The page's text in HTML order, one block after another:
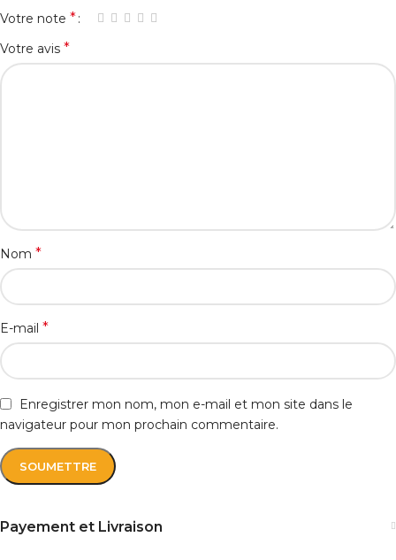
Votre note *
Votre avis *
Nom *
E-mail *
Enregistrer mon nom, mon e-mail et mon site dans le
navigateur pour mon prochain commentaire.
Payement et Livraison